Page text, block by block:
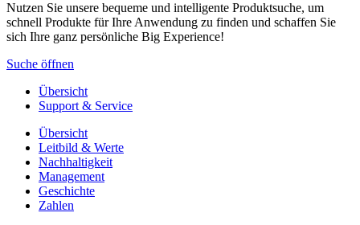
Nutzen Sie unsere bequeme und intelligente Produktsuche, um
schnell Produkte für Ihre Anwendung zu finden und schaffen Sie
sich Ihre ganz persönliche Big Experience!
Suche öffnen
Übersicht
Support & Service
Übersicht
Leitbild & Werte
Nachhaltigkeit
Management
Geschichte
Zahlen